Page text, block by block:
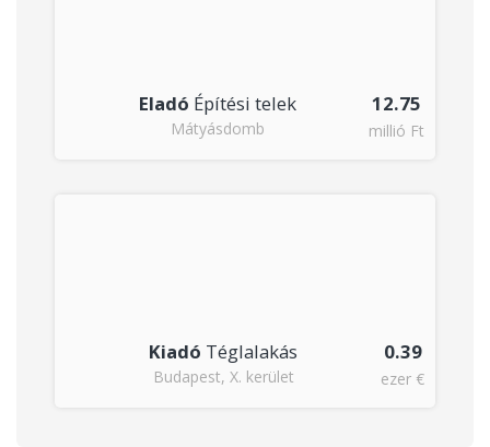
12.75
millió Ft
Eladó Építési telek
Mátyásdomb
0.39
ezer €
Kiadó Téglalakás
Budapest, X. kerület